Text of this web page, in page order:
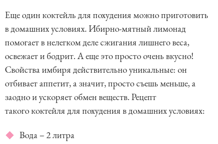
Еще один коктейль для похудения можно приготовить
в домашних условиях. Ибирно-мятный лимонад
помогает в нелегком деле сжигания лишнего веса,
освежает и бодрит. А еще это просто очень вкусно!
Свойства имбиря действительно уникальные: он
отбивает аппетит, а значит, просто съешь меньше, а
заодно и ускоряет обмен веществ. Рецепт
такого коктейля для похудения в домашних условиях:
Вода – 2 литра